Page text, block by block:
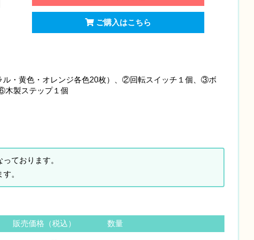
ご購入はこちら
・黄色・オレンジ各色20枚）、②回転スイッチ１個、③ボ
製ステップ１個
ております。
。
販売価格（税込） 数量